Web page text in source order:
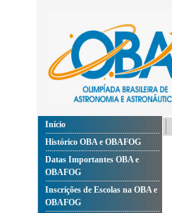
Início
Histórico OBA e OBAFOG
Datas Importantes OBA e
OBAFOG
Inscrições de Escolas na OBA e
OBAFOG